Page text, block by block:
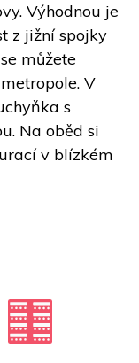
Výhodnou je
z jižní spojky
můžete
V
s
Na oběd si
v blízkém